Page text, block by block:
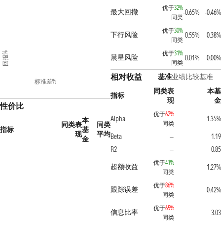
标准差%
回报%
性价比
指标
同类表
现
本
基
金
同类
平均
最大回撤 优于32%
同类
-0.65% -0.46%
下行风险 优于30%
同类
0.55% 0.38%
晨星风险 优于31%
同类
0.01% 0.00%
相对收益 基准业绩比较基准
指标
同类表
现
本基
金
Alpha
优于62%
同类
1.35%
Beta
—
1.19
R2
—
0.85
超额收益
优于41%
同类
1.27%
跟踪误差 优于86%
同类
0.42%
信息比率 优于65%
同类
3.03